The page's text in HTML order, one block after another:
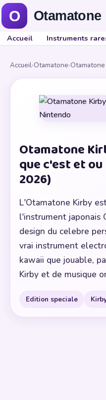
Accueil Instruments
Accueil›Otamatone›
Otamatone
que c'est et
2026)
L'Otamatone Kirby
l'instrument japonais
design du celebre
vrai instrument
kawaii que jouable,
Kirby et de musique
Edition speciale